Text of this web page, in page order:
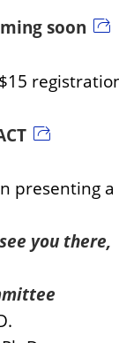
soon
presenting
you there,